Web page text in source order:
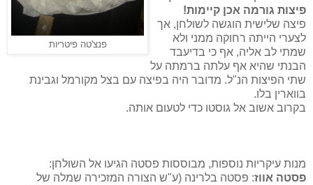
פנצ'טה פיטריות
פיצות גורמה אכן קיימות!
פיצה שלישית הוגשה לשולחן, אך
לצערי הייתה רחוקה ממני ולא
שמתי לב אליה, אף כי בדיעבד
הבנתי שהיא אף עלתה ברמתה על
שתי הפיצות הנ"ל. מדובר היה בפיצה עם בצל מקורמל וגבינת
בווארין בלו.
בקרוב אשוב אל גוסטו כדי לטעום אותה.
מנות עיקריות נוספות, מבוססות פסטה הגיעו אל השולחן:
פסטה אווז: פסטה בלרינה (ע"ש הצורה המזכירה שמלה של